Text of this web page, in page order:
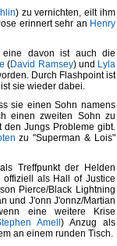
) zu vernichten, eilt ihm
erinnert sehr an Henry
eine davon ist auch die
(David Ramsey) und Lyla
Durch Flashpoint ist
sie wieder dabei.
sie einen Sohn namens
einen zweiten Sohn zu
den Jungs Probleme gibt.
zu "Superman & Lois"
Treffpunkt der Helden
als Hall of Justice
Pierce/Black Lightning
und J'onn J'onnz/Martian
eine weitere Krise
Amell ) Anzug als
an einem runden Tisch.